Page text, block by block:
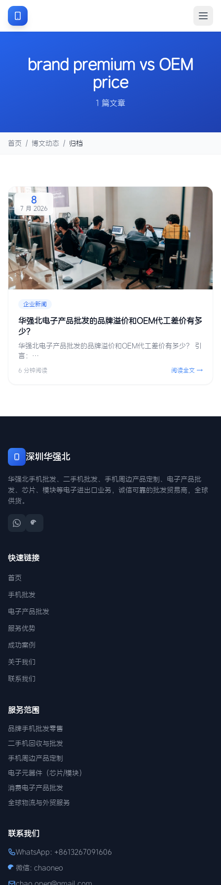
brand premium vs OEM
price
1 篇文章
首页 / 博文动态 / 归档
8
7 月 2026
企业新闻
华强北电子产品批发的品牌溢价和OEM代工差价有多
少？
华强北电子产品批发的品牌溢价和OEM代工差价有多少？ 引
言：…
6 分钟阅读 阅读全文 →
深圳华强北
华强北手机批发、二手机批发、手机周边产品定制、电子产品批
发、芯片、模块等电子进出口业务，诚信可靠的批发贸易商，全球
供货。
快速链接
首页
手机批发
电子产品批发
服务优势
成功案例
关于我们
联系我们
服务范围
品牌手机批发零售
二手机回收与批发
手机周边产品定制
电子元器件（芯片/模块）
消费电子产品批发
全球物流与外贸服务
联系我们
WhatsApp: +8613267091606
微信: chaoneo